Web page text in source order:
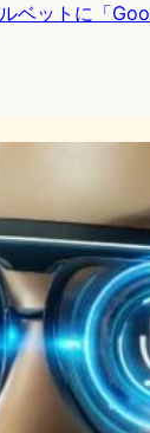
ベットに「